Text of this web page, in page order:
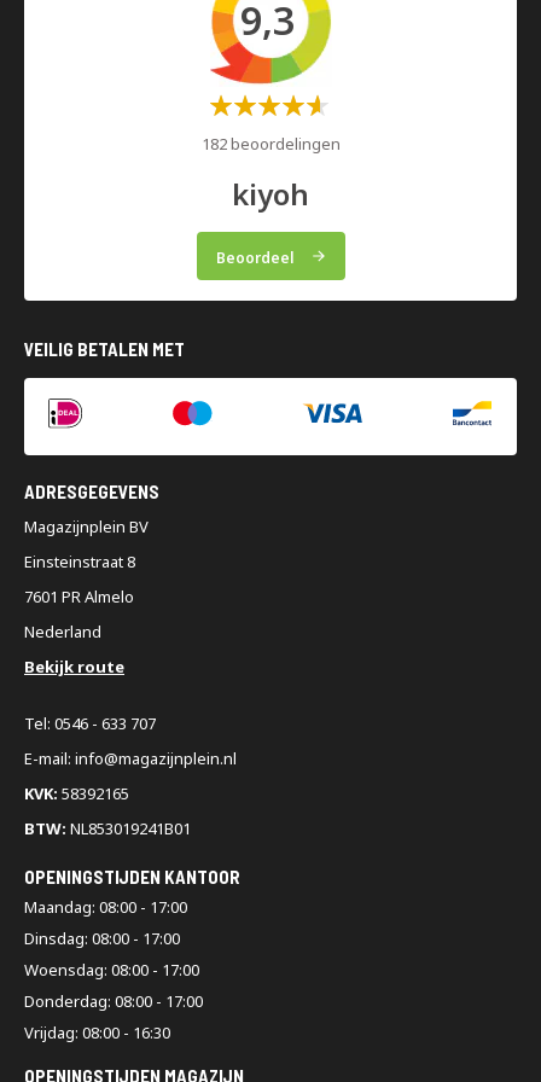
9,3
Waardering:
182 beoordelingen
kiyoh
Beoordeel
VEILIG BETALEN MET
ADRESGEGEVENS
Magazijnplein BV
Einsteinstraat 8
7601 PR Almelo
Nederland
Bekijk route
Tel: 0546 - 633 707
E-mail: info@magazijnplein.nl
KVK: 58392165
BTW: NL853019241B01
OPENINGSTIJDEN KANTOOR
Maandag: 08:00 - 17:00
Dinsdag: 08:00 - 17:00
Woensdag: 08:00 - 17:00
Donderdag: 08:00 - 17:00
Vrijdag: 08:00 - 16:30
OPENINGSTIJDEN MAGAZIJN